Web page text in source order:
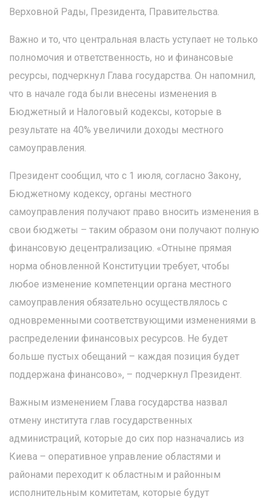
Верховной Рады, Президента, Правительства.
Важно и то, что центральная власть уступает не только
полномочия и ответственность, но и финансовые
ресурсы, подчеркнул Глава государства. Он напомнил,
что в начале года были внесены изменения в
Бюджетный и Налоговый кодексы, которые в
результате на 40% увеличили доходы местного
самоуправления.
Президент сообщил, что с 1 июля, согласно Закону,
Бюджетному кодексу, органы местного
самоуправления получают право вносить изменения в
свои бюджеты – таким образом они получают полную
финансовую децентрализацию. «Отныне прямая
норма обновленной Конституции требует, чтобы
любое изменение компетенции органа местного
самоуправления обязательно осуществлялось с
одновременными соответствующими изменениями в
распределении финансовых ресурсов. Не будет
больше пустых обещаний – каждая позиция будет
поддержана финансово», – подчеркнул Президент.
Важным изменением Глава государства назвал
отмену института глав государственных
администраций, которые до сих пор назначались из
Киева – оперативное управление областями и
районами переходит к областным и районным
исполнительным комитетам, которые будут